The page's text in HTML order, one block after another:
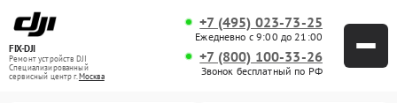
FIX-DJI
Ремонт устройств DJI
Специализированный
cервисный центр г.Москва
+7 (495) 023-73-25
Ежедневно с 9:00 до 21:00
+7 (800) 100-33-26
Звонок бесплатный по РФ